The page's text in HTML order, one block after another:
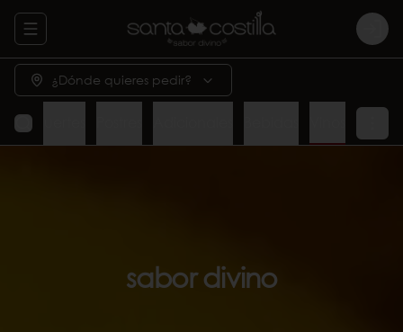
Abrir menu de navegación Login
¿Dónde quieres pedir?
sabor divino